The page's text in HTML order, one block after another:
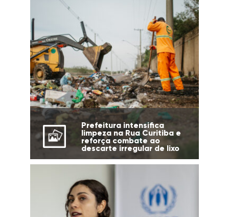
Prefeitura intensifica
limpeza na Rua Curitiba e
reforça combate ao
descarte irregular de lixo